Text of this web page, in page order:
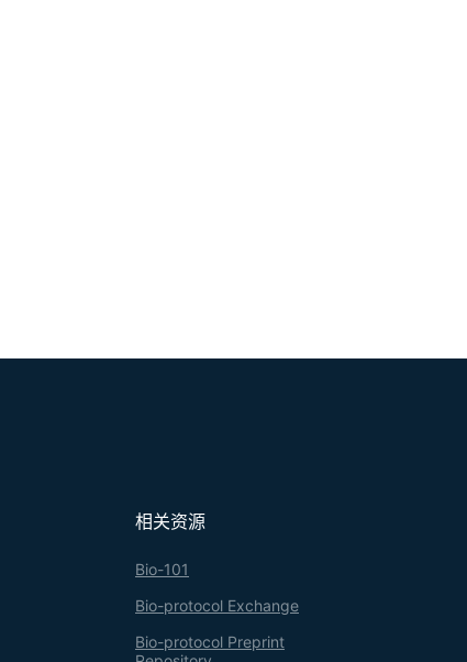
相关资源
Bio-101
Bio-protocol Exchange
Bio-protocol Preprint